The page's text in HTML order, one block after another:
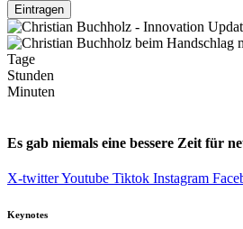
Eintragen
Tage
Stunden
Minuten
Es gab niemals eine bessere Zeit für
X-twitterYoutube Tiktok Instagram
Keynotes